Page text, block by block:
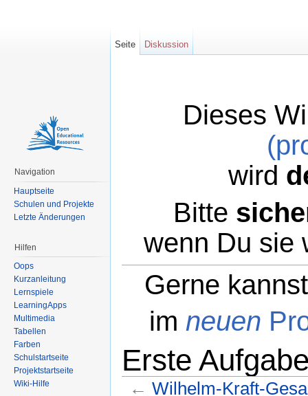
Dieses
wird
Bitte
wenn Du sie
Gerne
im neuen
Erste
← Wilhelm-Kraft-
Seite Diskussion
Navigation
Hauptseite
Schulen und Projekte
Letzte Änderungen
Hilfen
Oops
Kurzanleitung
Lernspiele
LearningApps
Multimedia
Tabellen
Farben
Schulstartseite
Projektstartseite
Wiki-Hilfe